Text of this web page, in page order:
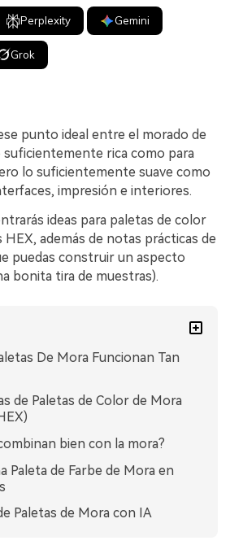
Perplexity Gemini
Grok
punto ideal entre el morado de
suficientemente rica como para
lo suficientemente suave como
impresión e interiores.
ideas para paletas de color
además de notas prácticas de
puedas construir un aspecto
bonita tira de muestras).
De Mora Funcionan Tan
de Paletas de Color de Mora
bien con la mora?
Paleta de Farbe de Mora en
Paletas de Mora con IA